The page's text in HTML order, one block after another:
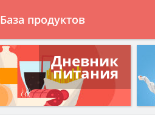
База продуктов
Дневник
питания